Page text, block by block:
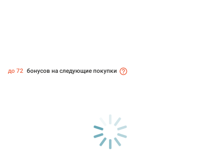
до 72 бонусов на следующие покупки